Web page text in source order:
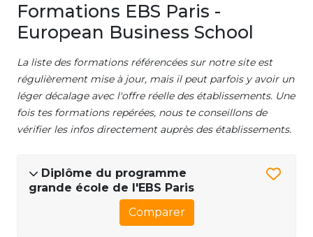
Formations EBS Paris -
European Business School
La liste des formations référencées sur notre site est
régulièrement mise à jour, mais il peut parfois y avoir un
léger décalage avec l'offre réelle des établissements. Une
fois tes formations repérées, nous te conseillons de
vérifier les infos directement auprès des établissements.
Diplôme du programme
grande école de l'EBS Paris
Comparer